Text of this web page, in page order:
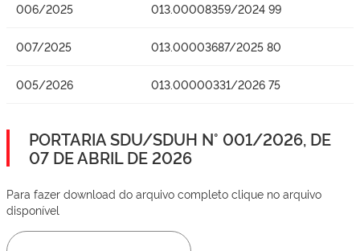
006/2025 013.00008359/2024 99
007/2025 013.00003687/2025 80
005/2026 013.00000331/2026 75
PORTARIA SDU/SDUH N° 001/2026, DE
07 DE ABRIL DE 2026
Para fazer download do arquivo completo clique no arquivo
disponível